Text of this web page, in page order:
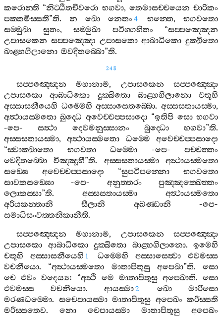
කරොන‍්ති “නිට‍්ඨිතචීවරො භගවා, තෙමාසච‍්චයෙන චාරිකං
පක‍්කමිස‍්සතී”ති. න ඛො නෙතං4 භන‍්තෙ, භගවතො
සම‍්මුඛා
සුතං, සම‍්මුඛා පටිග‍්ගහිතං“සප‍්පඤ‍්ඤෙන
උපාසකෙන සප‍්පඤ‍්ඤො උපාසකො ආබාධිකො දුක‍්ඛිතො
බාළ‍්හගිලානො ඔවදිතබ‍්බො”ති.
248
සප‍්පඤ‍්ඤෙන මහානාම, උපාසකෙන
සප‍්පඤ‍්ඤො
උපාසකො
ආබාධිකො දුක‍්ඛිතො බාළ‍්හගිලානො
චතූහි
අස‍්සාසනීයෙහි ධම‍්මෙහි අස‍්සාසෙතබ‍්බො.අස‍්සසතායස‍්මා,
අත්‍ථායස‍්මතො බුද‍්ධෙ අවෙච‍්චප‍්පසාදො “ඉතිපි සො භගවා
-පෙ-සත්‍ථා දෙවමනුස‍්සානං බුද‍්ධො භගවා”ති.
අස‍්සසතායස‍්මා,අත්‍ථායස‍්මතො ධම‍්මෙ
අවෙච‍්චප‍්පසාදො
“ස‍්වාක‍්ඛාතො භගවතා ධම‍්මො -පෙ- පච‍්චත‍්තං
වෙදිතබ‍්බො
විඤ‍්ඤූහී”ති. අස‍්සසතායස‍්මා
අත්‍ථායස‍්මතො
සඞ‍්ඝෙ
අවෙච‍්චප‍්පසාදො “සුපටිපන‍්නො
භගවතො
සාවකසඞ‍්ඝො -පෙ- අනුත‍්තරං
පුඤ‍්ඤක‍්ඛෙත‍්තං
ලොකස‍්සා”ති. අස‍්සසතායස‍්මා
අත්‍ථායස‍්මතො
අරියකන‍්තානි
සීලානි අඛණ‍්ඩානි -පෙ-
සමාධිසංවත‍්තනිකානීති.
සප‍්පඤ‍්ඤෙන
මහානාම, උපාසකෙන
සප‍්පඤ‍්ඤො
උපාසකො
ආබාධිකො දුක‍්ඛිතො බාළ‍්හගිලානො. ඉමෙහි
චතූහි
අස‍්සාසනීයෙහි 1 ධම‍්මෙහි අස‍්සාසෙත්‍වා
එවමස‍්ස
වචනීයො. “අත්‍ථායස‍්මතො මාතාපිතූසු අපෙඛා”ති. සො
චෙ එවං වදෙය්‍ය: “අත්‍ථි මෙ මාතාපිතූසු අපෙඛාති.සො
එවමස‍්ස
වචනීයො. ආයස‍්මා2 ඛො
මාරිසො
මරණධම‍්මො. සචෙපායස‍්මා මාතාපිතූසු අපෙඛං කරිස‍්සති
මරිස‍්සතෙව. නො චෙපායස‍්මා මාතාපිතූසු
අපෙඛං